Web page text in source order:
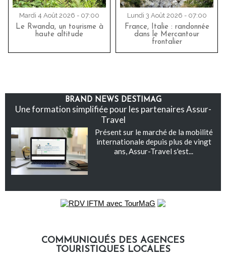
Mardi 4 Août 2026 - 07:00
Le Rwanda, un tourisme à
haute altitude
Lundi 3 Août 2026 - 07:00
France, Italie : randonnée
dans le Mercantour
frontalier
BRAND NEWS DESTIMAG
Une formation simplifiée pour les partenaires Assur-
Travel
Présent sur le marché de la mobilité
internationale depuis plus de vingt
ans, Assur-Travel s'est...
COMMUNIQUÉS DES AGENCES
TOURISTIQUES LOCALES